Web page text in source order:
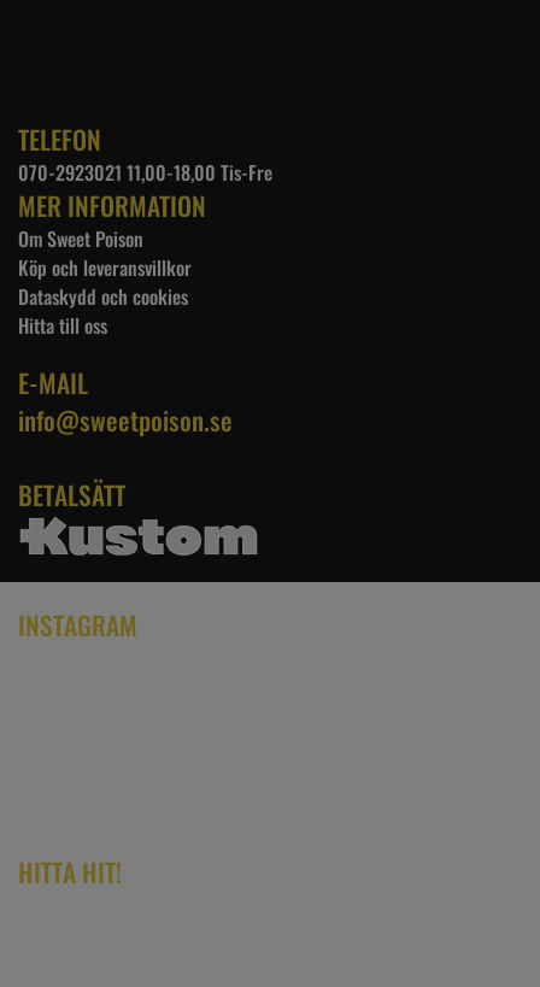
TELEFON
070-2923021 11,00-18,00 Tis-Fre
MER INFORMATION
Om Sweet Poison
Köp och leveransvillkor
Dataskydd och cookies
Hitta till oss
E-MAIL
info@sweetpoison.se
BETALSÄTT
INSTAGRAM
HITTA HIT!